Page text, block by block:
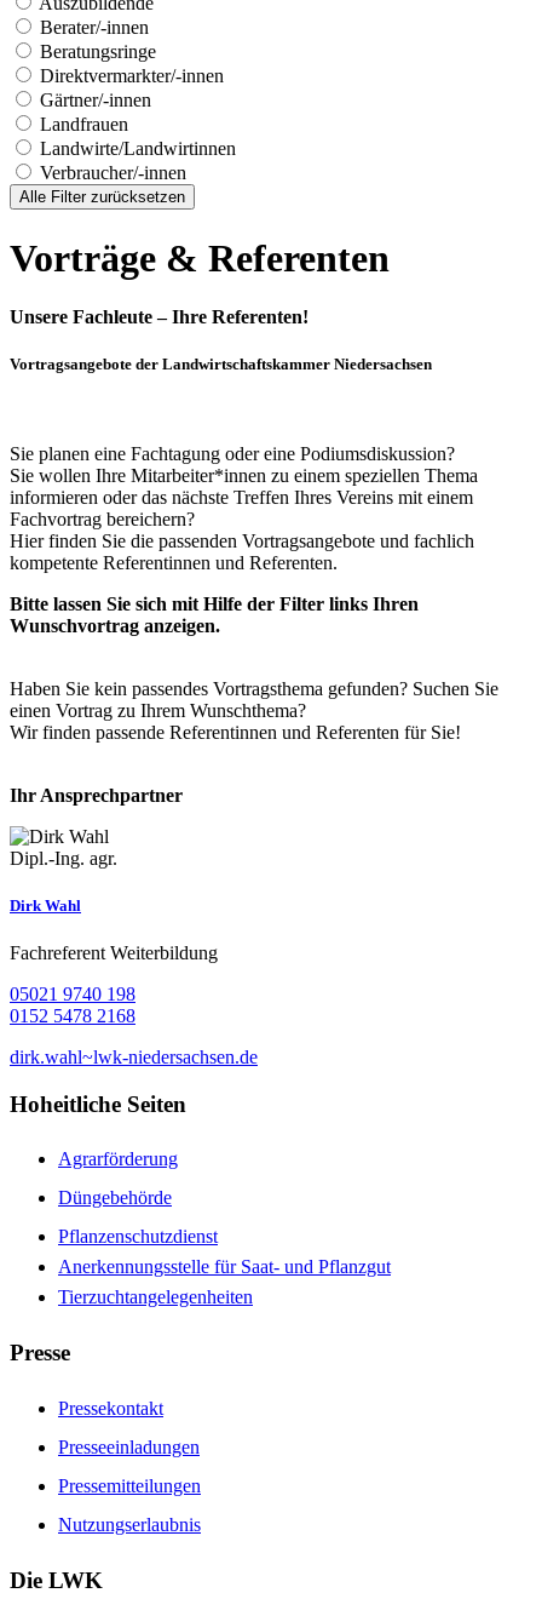
Berater/-innen
Beratungsringe
Direktvermarkter/-innen
Gärtner/-innen
Landfrauen
Landwirte/Landwirtinnen
Verbraucher/-innen
Alle Filter zurücksetzen
Vorträge & Referenten
Unsere Fachleute – Ihre Referenten!
Vortragsangebote der Landwirtschaftskammer Niedersachsen
Sie planen eine Fachtagung oder eine Podiumsdiskussion?
Sie wollen Ihre Mitarbeiter*innen zu einem speziellen Thema
informieren oder das nächste Treffen Ihres Vereins mit einem
Fachvortrag bereichern?
Hier finden Sie die passenden Vortragsangebote und fachlich
kompetente Referentinnen und Referenten.
Bitte lassen Sie sich mit Hilfe der Filter links Ihren
Wunschvortrag anzeigen.
Haben Sie kein passendes Vortragsthema gefunden? Suchen Sie
einen Vortrag zu Ihrem Wunschthema?
Wir finden passende Referentinnen und Referenten für Sie!
Ihr Ansprechpartner
Dipl.-Ing. agr.
Dirk Wahl
Fachreferent Weiterbildung
05021 9740 198
0152 5478 2168
dirk.wahl~lwk-niedersachsen.de
Hoheitliche Seiten
Agrarförderung
Düngebehörde
Pflanzenschutzdienst
Anerkennungsstelle für Saat- und Pflanzgut
Tierzuchtangelegenheiten
Presse
Pressekontakt
Presseeinladungen
Pressemitteilungen
Nutzungserlaubnis
Die LWK